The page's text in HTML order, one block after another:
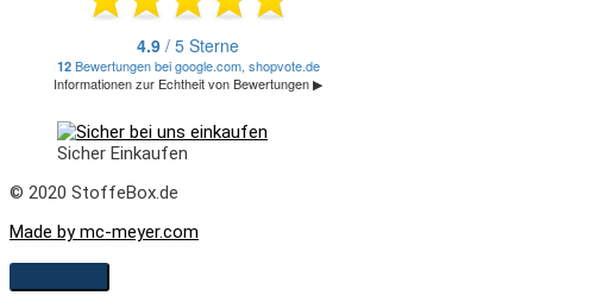
Sicher Einkaufen
© 2020 StoffeBox.de
Made by mc-meyer.com